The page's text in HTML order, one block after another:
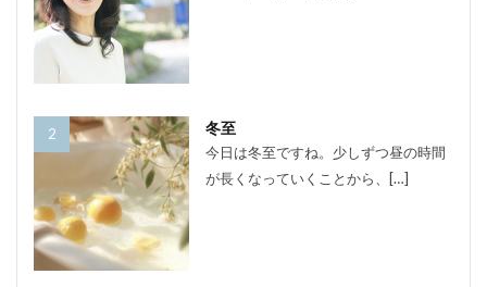
冬至
今日は冬至ですね。少しずつ昼の時間
が長くなっていくことから、[…]